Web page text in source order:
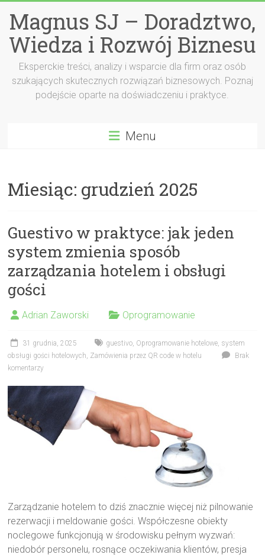
do
treściMagnus SJ – Doradztwo,
Wiedza i Rozwój Biznesu
Eksperckie treści, analizy i wsparcie dla firm oraz osób
szukających skutecznych rozwiązań biznesowych. Poznaj
podejście oparte na doświadczeniu i praktyce.
Menu
Miesiąc: grudzień 2025
Guestivo w praktyce: jak jeden
system zmienia sposób
zarządzania hotelem i obsługi
gości
Adrian Zaworski Oprogramowanie
31 grudnia, 2025 guestivo, Oprogramowanie hotelowe, system
obsługi gości hotelowych, Zamówienia przez QR code w hotelu
Brak
komentarzy
Zarządzanie hotelem to dziś znacznie więcej niż pilnowanie
rezerwacji i meldowanie gości. Współczesne obiekty
noclegowe funkcjonują w środowisku pełnym wyzwań:
niedobór personelu, rosnące oczekiwania klientów, presja